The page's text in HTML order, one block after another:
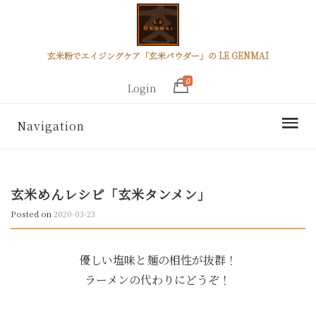
玄米粉でエイジングケア「玄米パウダー」の LE GENMAI
Login
0
Navigation
玄米めんレシピ「玄米タンメン」
Posted on2020-03-23
優しい塩味と麺の相性が抜群！
ラーメンの代わりにどうぞ！